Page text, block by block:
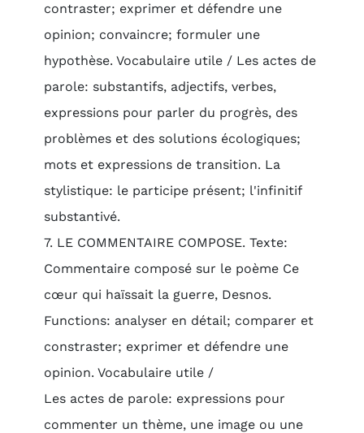
contraster; exprimer et défendre une
opinion; convaincre; formuler une
hypothèse. Vocabulaire utile / Les actes de
parole: substantifs, adjectifs, verbes,
expressions pour parler du progrès, des
problèmes et des solutions écologiques;
mots et expressions de transition. La
stylistique: le participe présent; l'infinitif
substantivé.
7. LE COMMENTAIRE COMPOSE. Texte:
Commentaire composé sur le poème Ce
cœur qui haïssait la guerre, Desnos.
Functions: analyser en détail; comparer et
constraster; exprimer et défendre une
opinion. Vocabulaire utile /
Les actes de parole: expressions pour
commenter un thème, une image ou une